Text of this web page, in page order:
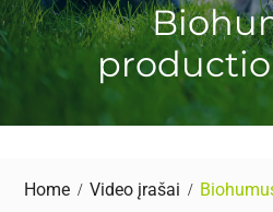
Home Video įrašai